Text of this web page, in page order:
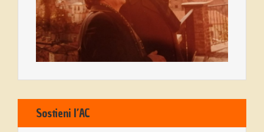
Sostieni l’AC